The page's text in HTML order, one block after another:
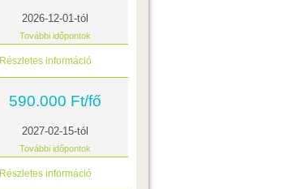
2026-12-01-tól
További időpontok
Részletes információ
590.000 Ft/fő
2027-02-15-tól
További időpontok
Részletes információ